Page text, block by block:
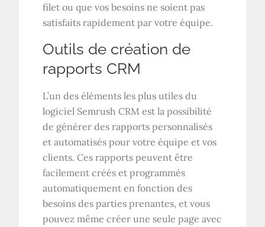
filet ou que vos besoins ne soient pas
satisfaits rapidement par votre équipe.
Outils de création de
rapports CRM
L’un des éléments les plus utiles du
logiciel Semrush CRM est la possibilité
de générer des rapports personnalisés
et automatisés pour votre équipe et vos
clients. Ces rapports peuvent être
facilement créés et programmés
automatiquement en fonction des
besoins des parties prenantes, et vous
pouvez même créer une seule page avec